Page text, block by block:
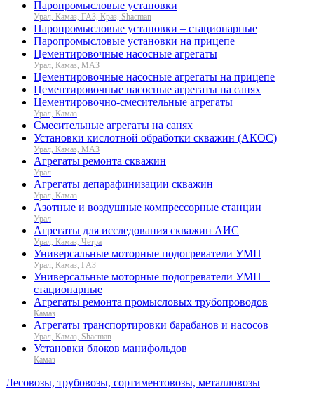
Паропромысловые установки
Урал, Камаз, ГАЗ, Краз, Shacman
Паропромысловые установки – стационарные
Паропромысловые установки на прицепе
Цементировочные насосные агрегаты
Урал, Камаз, МАЗ
Цементировочные насосные агрегаты на прицепе
Цементировочные насосные агрегаты на санях
Цементировочно-смесительные агрегаты
Урал, Камаз
Смесительные агрегаты на санях
Установки кислотной обработки скважин (АКОС)
Урал, Камаз, МАЗ
Агрегаты ремонта скважин
Урал
Агрегаты депарафинизации скважин
Урал, Камаз
Азотные и воздушные компрессорные станции
Урал
Агрегаты для исследования скважин АИС
Урал, Камаз, Четра
Универсальные моторные подогреватели УМП
Урал, Камаз, ГАЗ
Универсальные моторные подогреватели УМП –
стационарные
Агрегаты ремонта промысловых трубопроводов
Камаз
Агрегаты транспортировки барабанов и насосов
Урал, Камаз, Shacman
Установки блоков манифольдов
Камаз
Лесовозы, трубовозы, сортиментовозы, металловозы